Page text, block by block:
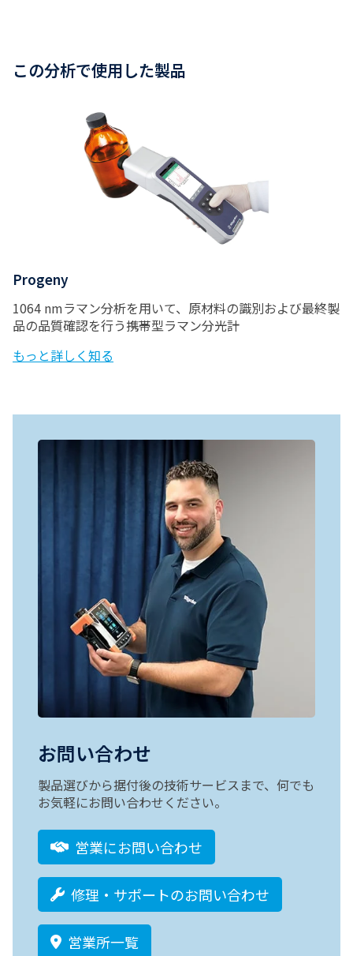
この分析で使用した製品
Progeny
1064 nmラマン分析を用いて、原材料の識別および最終製
品の品質確認を行う携帯型ラマン分光計
もっと詳しく知る
お問い合わせ
製品選びから据付後の技術サービスまで、何でも
お気軽にお問い合わせください。
営業にお問い合わせ
修理・サポートのお問い合わせ
営業所一覧